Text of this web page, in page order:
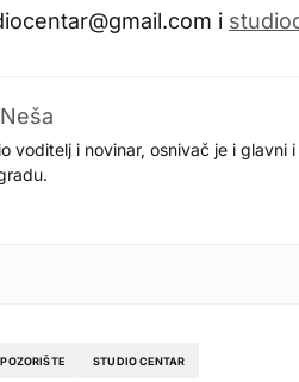
i
voditelj i novinar, osnivač je i
POZORIŠTE STUDIO CENTAR